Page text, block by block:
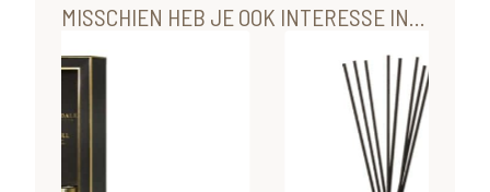
MISSCHIEN HEB JE OOK INTERESSE IN...